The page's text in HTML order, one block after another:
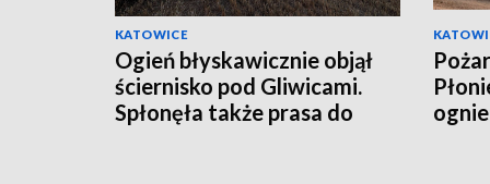
KATOWICE
Ogień błyskawicznie objął
ściernisko pod Gliwicami.
Spłonęła także prasa do